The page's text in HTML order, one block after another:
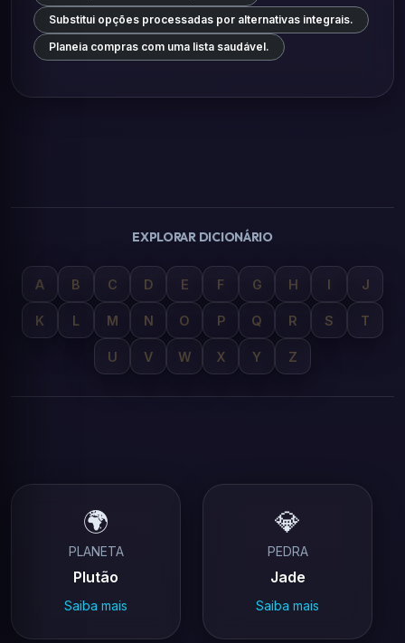
Substitui opções processadas por alternativas integrais.
Planeia compras com uma lista saudável.
EXPLORAR DICIONÁRIO
A B C D E F G H I J
K L M N O P Q R S T
U V W X Y Z
🌍
PLANETA
Plutão
Saiba mais
💎
PEDRA
Jade
Saiba mais